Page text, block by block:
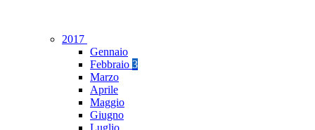
2017
Gennaio
Febbraio 3
Marzo
Aprile
Maggio
Giugno